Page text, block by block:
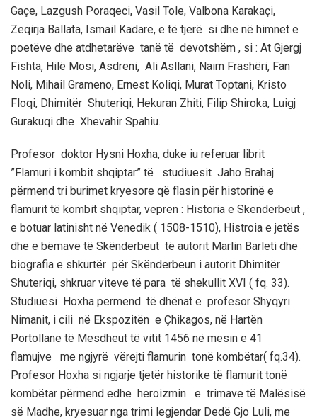
Gaçe, Lazgush Poraqeci, Vasil Tole, Valbona Karakaçi,
Zeqirja Ballata, Ismail Kadare, e të tjerë si dhe në himnet e
poetëve dhe atdhetarëve tanë të devotshëm , si : At Gjergj
Fishta, Hilë Mosi, Asdreni, Ali Asllani, Naim Frashëri, Fan
Noli, Mihail Grameno, Ernest Koliqi, Murat Toptani, Kristo
Floqi, Dhimitër Shuteriqi, Hekuran Zhiti, Filip Shiroka, Luigj
Gurakuqi dhe Xhevahir Spahiu.
Profesor doktor Hysni Hoxha, duke iu referuar librit
”Flamuri i kombit shqiptar” të studiuesit Jaho Brahaj
përmend tri burimet kryesore që flasin për historinë e
flamurit të kombit shqiptar, veprën : Historia e Skenderbeut ,
e botuar latinisht në Venedik ( 1508-1510), Histroia e jetës
dhe e bëmave të Skënderbeut të autorit Marlin Barleti dhe
biografia e shkurtër për Skënderbeun i autorit Dhimitër
Shuteriqi, shkruar viteve të para të shekullit XVI ( fq. 33).
Studiuesi Hoxha përmend të dhënat e profesor Shyqyri
Nimanit, i cili në Ekspozitën e Çhikagos, në Hartën
Portollane të Mesdheut të vitit 1456 në mesin e 41
flamujve me ngjyrë vërejti flamurin tonë kombëtar( fq.34).
Profesor Hoxha si ngjarje tjetër historike të flamurit tonë
kombëtar përmend edhe heroizmin e trimave të Malësisë
së Madhe, kryesuar nga trimi legjendar Dedë Gjo Luli, me